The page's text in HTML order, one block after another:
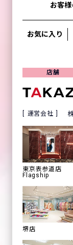
お客
お気に入り
店舗
運営会社
東京表参道店
Flagship
堺店